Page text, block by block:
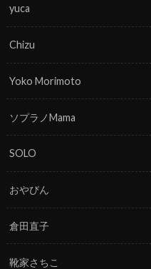
yuca
Chizu
Yoko Morimoto
ソプラノMama
SOLO
おやびん
倉田直子
靴家さちこ